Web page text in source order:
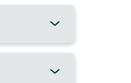
Andreu (SRC)